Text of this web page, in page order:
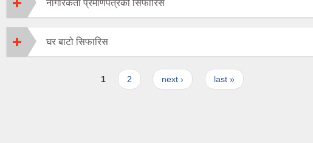
नागरिकता प्रमाणपत्रको सिफारिस
घर बाटो सिफारिस
1 2 next › last »